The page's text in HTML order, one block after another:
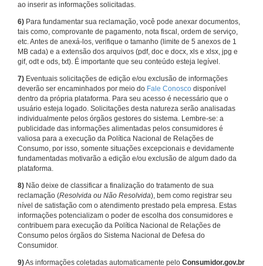
ao inserir as informações solicitadas.
6) Para fundamentar sua reclamação, você pode anexar documentos,
tais como, comprovante de pagamento, nota fiscal, ordem de serviço,
etc. Antes de anexá-los, verifique o tamanho (limite de 5 anexos de 1
MB cada) e a extensão dos arquivos (pdf, doc e docx, xls e xlsx, jpg e
gif, odt e ods, txt). É importante que seu conteúdo esteja legível.
7) Eventuais solicitações de edição e/ou exclusão de informações
deverão ser encaminhados por meio do Fale Conosco disponível
dentro da própria plataforma. Para seu acesso é necessário que o
usuário esteja logado. Solicitações desta natureza serão analisadas
individualmente pelos órgãos gestores do sistema. Lembre-se: a
publicidade das informações alimentadas pelos consumidores é
valiosa para a execução da Política Nacional de Relações de
Consumo, por isso, somente situações excepcionais e devidamente
fundamentadas motivarão a edição e/ou exclusão de algum dado da
plataforma.
8) Não deixe de classificar a finalização do tratamento de sua
reclamação (Resolvida ou Não Resolvida), bem como registrar seu
nível de satisfação com o atendimento prestado pela empresa. Estas
informações potencializam o poder de escolha dos consumidores e
contribuem para execução da Política Nacional de Relações de
Consumo pelos órgãos do Sistema Nacional de Defesa do
Consumidor.
9)As informações coletadas automaticamente pelo Consumidor.gov.br